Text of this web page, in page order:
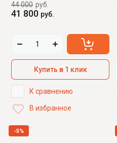
44 000 руб.
41 800 руб.
Купить в 1 клик
К сравнению
В избранное
-5%